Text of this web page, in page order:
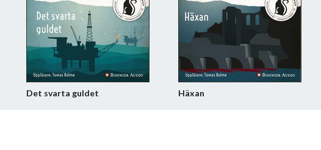
Det svarta guldet Häxan